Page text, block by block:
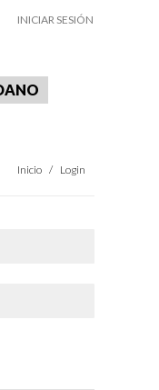
INICIAR SESIÓN
Estás aquí:
Inicio Login